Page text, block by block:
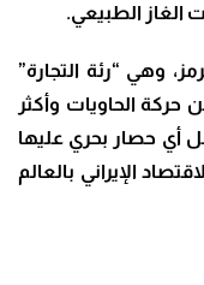
الغاز الطبيعي.
وهي “رئة التجارة”
هذه المحافظة تمر 85% من حركة الحاويات وأكثر
أي حصار بحري عليها
الإيراني بالعالم